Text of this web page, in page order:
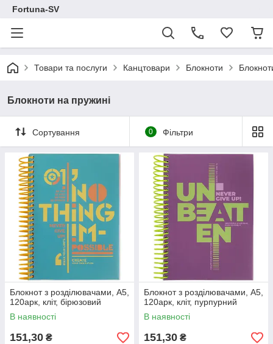
Fortuna-SV
Товари та послуги Канцтовари Блокноти
Блокноти на пружині
Сортування 0 Фільтри
Блокнот з розділювачами, А5,
120арк, кліт, бірюзовий
В наявності
151,30 ₴
Блокнот з розділювачами, А5,
120арк, кліт, пурпурний
В наявності
151,30 ₴